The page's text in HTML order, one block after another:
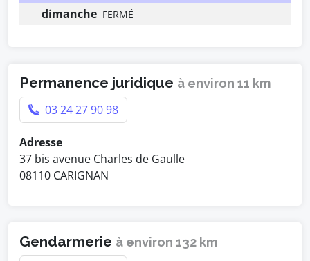
dimanche FERMÉ
Permanence juridique à environ 11 km
03 24 27 90 98
Adresse
37 bis avenue Charles de Gaulle
08110 CARIGNAN
Gendarmerie à environ 132 km